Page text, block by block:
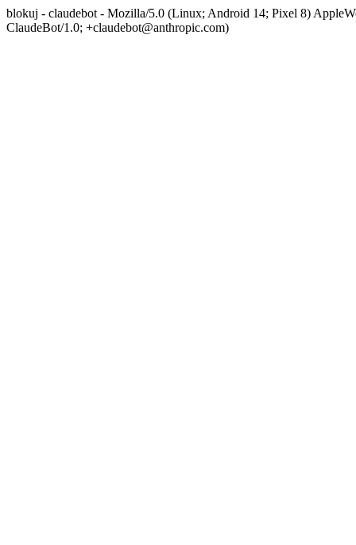
blokuj - claudebot - Mozilla/5.0 (Linux; Android 14; Pixel 8)
ClaudeBot/1.0; +claudebot@anthropic.com)